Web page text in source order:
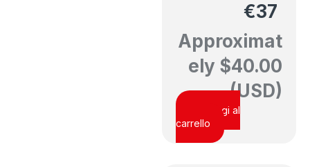
€37
Approximat
ely $40.00
(USD)
Aggiungi al
carrello